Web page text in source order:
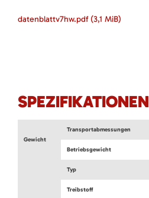
datenblattv7hw.pdf (3,1 MiB)
SPEZIFIKATIONEN
Gewicht
Transportabmessungen
Betriebsgewicht
Typ
Treibstoff